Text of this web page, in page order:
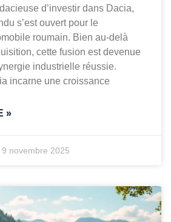
d’investir dans Dacia,
s’est ouvert pour le
roumain. Bien au-delà
cette fusion est devenue
industrielle réussie.
incarne une croissance
»
9 novembre 2025